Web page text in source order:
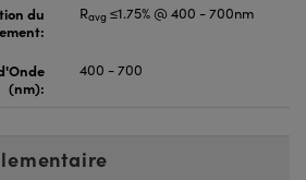
du
Ravg ≤1.75% @ 400 - 700nm
(nm):
400 - 700